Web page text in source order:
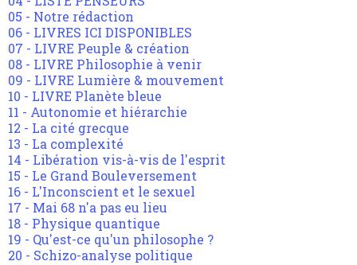
05 - Notre rédaction
06 - LIVRES ICI DISPONIBLES
07 - LIVRE Peuple & création
08 - LIVRE Philosophie à venir
09 - LIVRE Lumière & mouvement
10 - LIVRE Planète bleue
11 - Autonomie et hiérarchie
12 - La cité grecque
13 - La complexité
14 - Libération vis-à-vis de l'esprit
15 - Le Grand Bouleversement
16 - L'Inconscient et le sexuel
17 - Mai 68 n'a pas eu lieu
18 - Physique quantique
19 - Qu'est-ce qu'un philosophe ?
20 - Schizo-analyse politique